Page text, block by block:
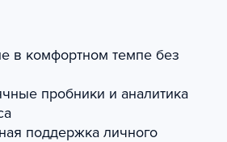
в комфортном темпе без
пробники и аналитика
поддержка личного